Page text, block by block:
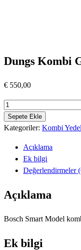
Dungs Kombi
€ 550,00
Dungs
Kombi
Gaz
adet
Sepete Ekle
Kategoriler: Kombi
Açıklama
Ek bilgi
Değerlendirmeler
Açıklama
Bosch Smart Model
Ek bilgi